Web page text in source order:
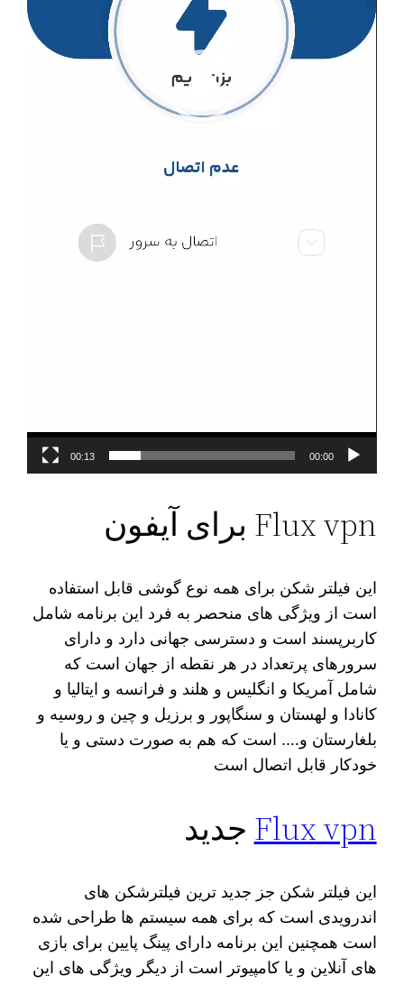
00:00
00:13
Flux vpn برای آیفون
این فیلتر شکن برای همه نوع گوشی قابل استفاده
است از ویژگی های منحصر به فرد این برنامه شامل
کاربرپسند است و دسترسی جهانی دارد و دارای
سرورهای پرتعداد در هر نقطه از جهان است که
شامل آمریکا و انگلیس و هلند و فرانسه و ایتالیا و
کانادا و لهستان و سنگاپور و برزیل و چین و روسیه و
بلغارستان و…. است که هم به صورت دستی و یا
خودکار قابل اتصال است
Flux vpn جدید
این فیلتر شکن جز جدید ترین فیلترشکن های
اندرویدی است که برای همه سیستم ها طراحی شده
است همچنین این برنامه دارای پینگ پایین برای بازی
های آنلاین و یا کامپیوتر است از دیگر ویژگی های این